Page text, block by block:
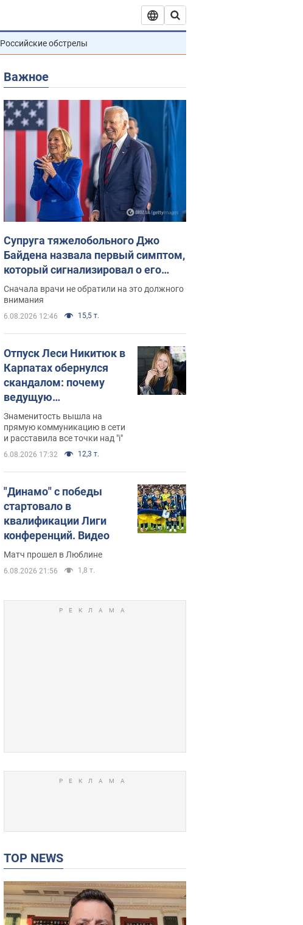
Российские обстрелы
Важное
Супруга тяжелобольного Джо
Байдена назвала первый симптом,
который сигнализировал о его
"агрессивном" раке
Сначала врачи не обратили на это должного
внимания
6.08.2026 12:46 15,5 т.
Отпуск Леси Никитюк в
Карпатах обернулся
скандалом: почему
ведущую
несправедливо
захейтили
Знаменитость вышла на
прямую коммуникацию в сети
и расставила все точки над "i"
6.08.2026 17:32 12,3 т.
"Динамо" с победы
стартовало в
квалификации Лиги
конференций. Видео
Матч прошел в Люблине
6.08.2026 21:56 1,8 т.
TOP NEWS